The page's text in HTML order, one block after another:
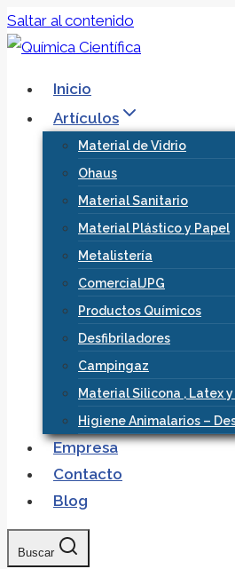
Saltar al contenido
Inicio
Artículos
Material de Vidrio
Ohaus
Material Sanitario
Material Plástico y Papel
Metalistería
ComercialJPG
Productos Químicos
Desfibriladores
Campingaz
Material Silicona , Latex
Higiene Animalarios –
Empresa
Contacto
Blog
Buscar